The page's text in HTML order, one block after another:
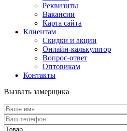
Реквизиты
Вакансии
Карта сайта
Клиентам
Скидки и акции
Онлайн-калькулятор
Вопрос-ответ
Оптовикам
Контакты
Вызвать замерщика